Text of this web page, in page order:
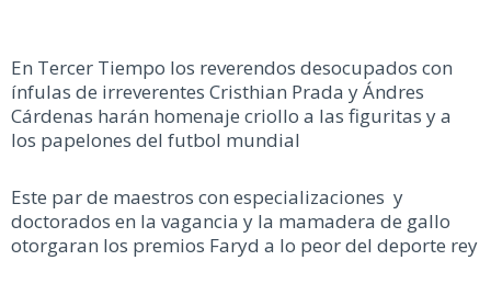
En Tercer Tiempo los reverendos desocupados con
ínfulas de irreverentes Cristhian Prada y Ándres
Cárdenas harán homenaje criollo a las figuritas y a
los papelones del futbol mundial
Este par de maestros con especializaciones y
doctorados en la vagancia y la mamadera de gallo
otorgaran los premios Faryd a lo peor del deporte rey